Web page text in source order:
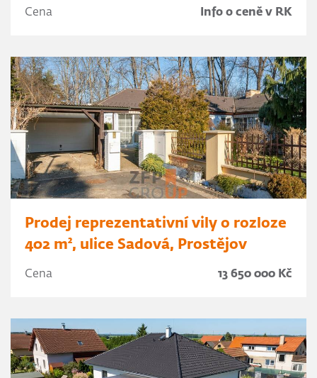
Cena Info o ceně v RK
Prodej reprezentativní vily o rozloze
402 m², ulice Sadová, Prostějov
Cena 13 650 000 Kč